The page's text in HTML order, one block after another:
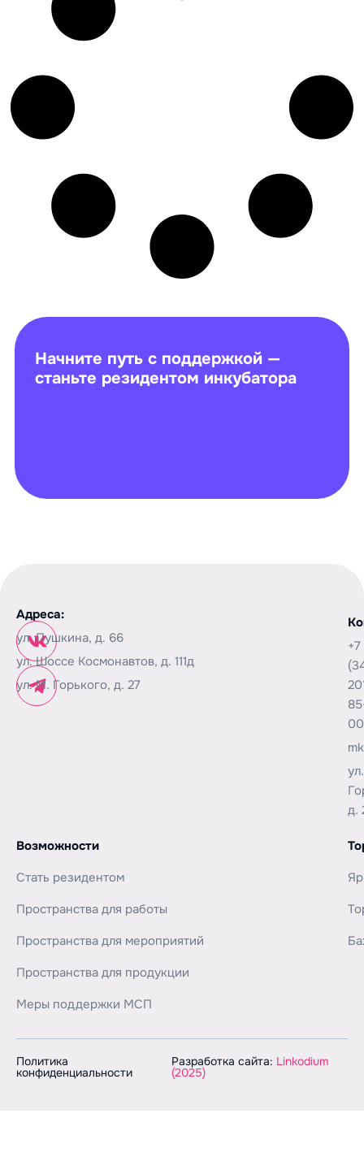
Начните путь с поддержкой —
станьте резидентом инкубатора
Адреса:
ул. Пушкина, д. 66
ул. Шоссе Космонавтов, д. 111д
ул. М. Горького, д. 27
+7
00
д.
Возможности
Стать резидентом
Пространства для работы
Пространства для мероприятий
Пространства для продукции
Меры поддержки МСП
Политика
конфиденциальности
Разработка сайта: Linkodium
(2025)